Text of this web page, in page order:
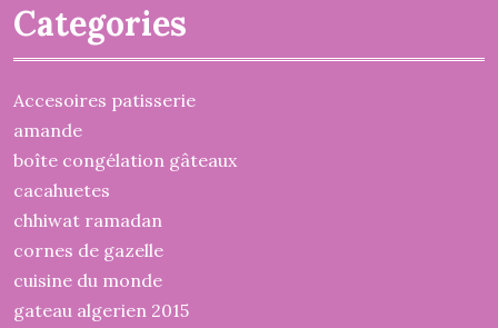
Categories
Accesoires patisserie
amande
boîte congélation gâteaux
cacahuetes
chhiwat ramadan
cornes de gazelle
cuisine du monde
gateau algerien 2015